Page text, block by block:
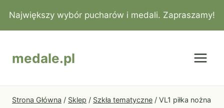
do
treści
Największy wybór pucharów i medali. Zapraszamy!
medale.pl
Strona Główna / Sklep / Szkła tematyczne / VL1 piłka nożna